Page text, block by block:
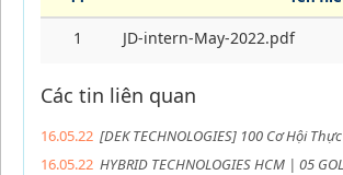
1 JD-intern-May-2022.pdf
Các tin liên quan
16.05.22 [DEK TECHNOLOGIES] 100 Cơ Hội
16.05.22 HYBRID TECHNOLOGIES HCM | 05